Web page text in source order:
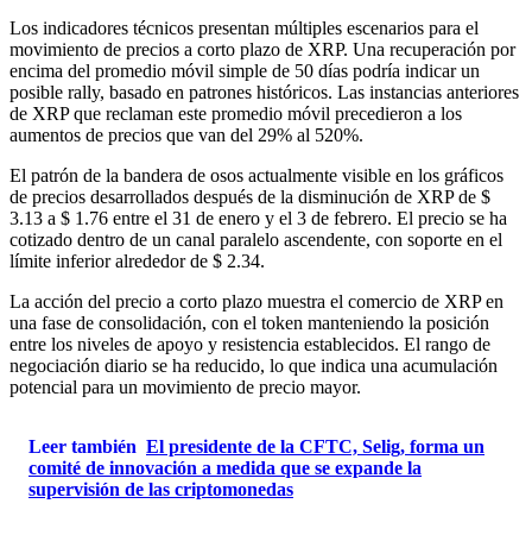
Los indicadores técnicos presentan múltiples escenarios para el
movimiento de precios a corto plazo de XRP. Una recuperación por
encima del promedio móvil simple de 50 días podría indicar un
posible rally, basado en patrones históricos. Las instancias anteriores
de XRP que reclaman este promedio móvil precedieron a los
aumentos de precios que van del 29% al 520%.
El patrón de la bandera de osos actualmente visible en los gráficos
de precios desarrollados después de la disminución de XRP de $
3.13 a $ 1.76 entre el 31 de enero y el 3 de febrero. El precio se ha
cotizado dentro de un canal paralelo ascendente, con soporte en el
límite inferior alrededor de $ 2.34.
La acción del precio a corto plazo muestra el comercio de XRP en
una fase de consolidación, con el token manteniendo la posición
entre los niveles de apoyo y resistencia establecidos. El rango de
negociación diario se ha reducido, lo que indica una acumulación
potencial para un movimiento de precio mayor.
Leer también El presidente de la CFTC, Selig, forma un
comité de innovación a medida que se expande la
supervisión de las criptomonedas